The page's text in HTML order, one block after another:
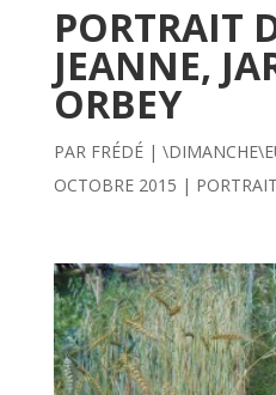
PORTRAIT
JEANNE,
ORBEY
PAR FRÉDÉ|
OCTOBRE 2015 |